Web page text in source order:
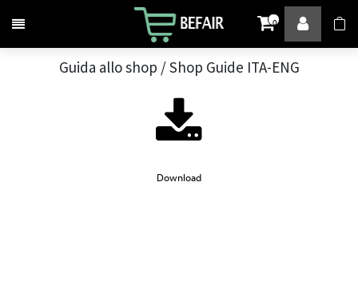
Attiva / disattiva la navigazione 0
Guida allo shop / Shop Guide ITA-ENG
Download